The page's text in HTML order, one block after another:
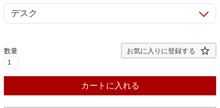
カーテン
お気に入りに登録する
カートに入れる